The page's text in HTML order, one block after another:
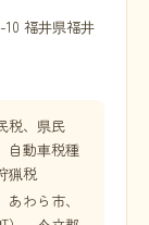
10 福井県福井
税、県民
自動車税種
猟税
わら市、